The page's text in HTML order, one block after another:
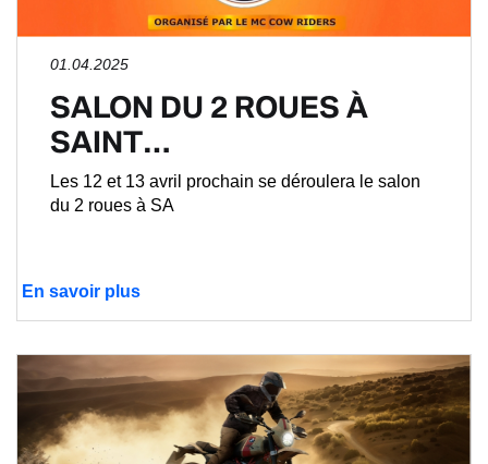
01.04.2025
SALON DU 2 ROUES À
SAINT…
Les 12 et 13 avril prochain se déroulera le salon
du 2 roues à SA
En savoir plus